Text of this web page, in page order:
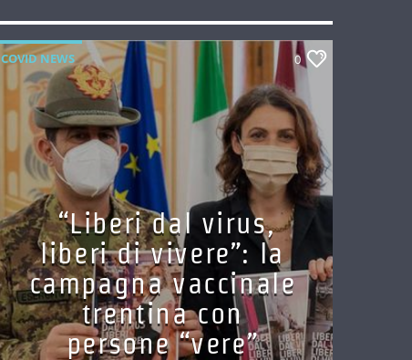
COVID NEWS 0
“Liberi dal virus,
liberi di vivere”: la
campagna vaccinale
trentina con
persone “vere”